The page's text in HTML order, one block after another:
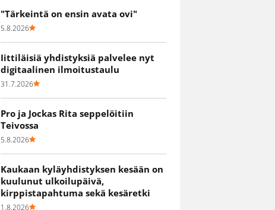
"Tärkeintä on ensin avata ovi"
5.8.2026
Iittiläisiä yhdistyksiä palvelee nyt
digitaalinen ilmoitustaulu
31.7.2026
Pro ja Jockas Rita seppelöitiin
Teivossa
5.8.2026
Kaukaan kyläyhdistyksen kesään on
kuulunut ulkoilupäivä,
kirppistapahtuma sekä kesäretki
1.8.2026